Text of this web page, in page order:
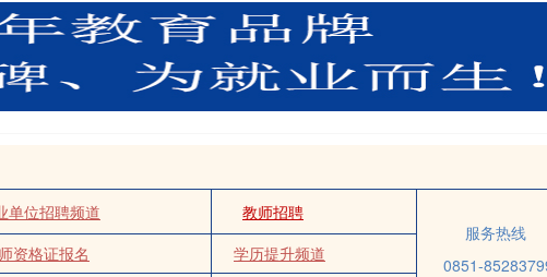
单位招聘频道
教师招聘
服务热线
0851-
资格证报名
学历提升频道